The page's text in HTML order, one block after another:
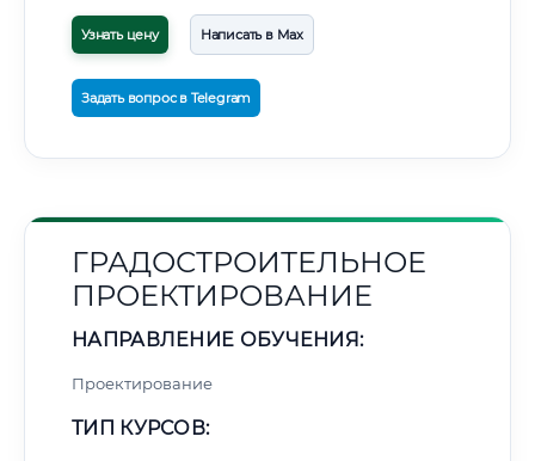
Узнать цену Написать в Max
Задать вопрос в Telegram
ГРАДОСТРОИТЕЛЬНОЕ
ПРОЕКТИРОВАНИЕ
НАПРАВЛЕНИЕ ОБУЧЕНИЯ:
Проектирование
ТИП КУРСОВ: